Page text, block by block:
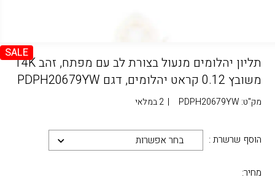
SALE
תליון יהלומים מנעול בצורת לב עם מפתח, זהב 14K
משובץ 0.12 קראט יהלומים, דגם PDPH20679YW
מק"ט: PDPH20679YW
| 2 במלאי
הוסף שרשרת : בחר אפשרות
מחיר: